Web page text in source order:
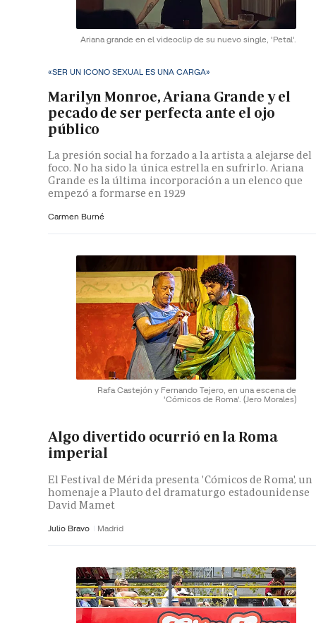
Ariana grande en el videoclip de su nuevo single, 'Petal'.
«SER UN ICONO SEXUAL ES UNA CARGA»
Marilyn Monroe, Ariana Grande y el
pecado de ser perfecta ante el ojo
público
La presión social ha forzado a la artista a alejarse del
foco. No ha sido la única estrella en sufrirlo. Ariana
Grande es la última incorporación a un elenco que
empezó a formarse en 1929
Carmen Burné
Rafa Castejón y Fernando Tejero, en una escena de
'Cómicos de Roma'. (Jero Morales)
Algo divertido ocurrió en la Roma
imperial
El Festival de Mérida presenta 'Cómicos de Roma', un
homenaje a Plauto del dramaturgo estadounidense
David Mamet
Julio Bravo Madrid